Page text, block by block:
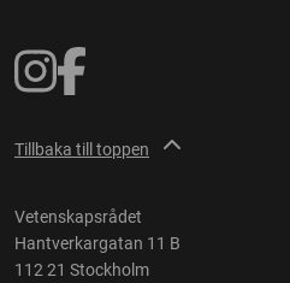
Tillbaka till toppen
Vetenskapsrådet
Hantverkargatan 11 B
112 21 Stockholm